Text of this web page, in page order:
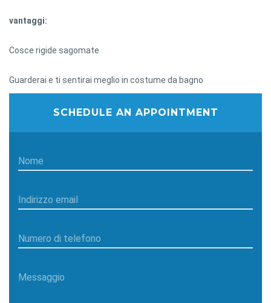
vantaggi:
Cosce rigide sagomate
Guarderai e ti sentirai meglio in costume da bagno
SCHEDULE AN APPOINTMENT
Nome
Indirizzo email
Numero di telefono
Messaggio